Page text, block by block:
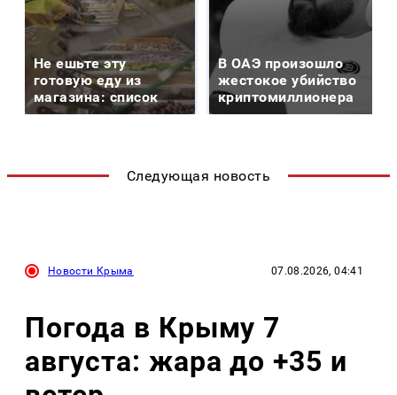
Не ешьте эту
готовую еду из
магазина: список
В ОАЭ произошло
жестокое убийство
криптомиллионера
Следующая новость
Новости Крыма 07.08.2026, 04:41
Погода в Крыму 7
августа: жара до +35 и